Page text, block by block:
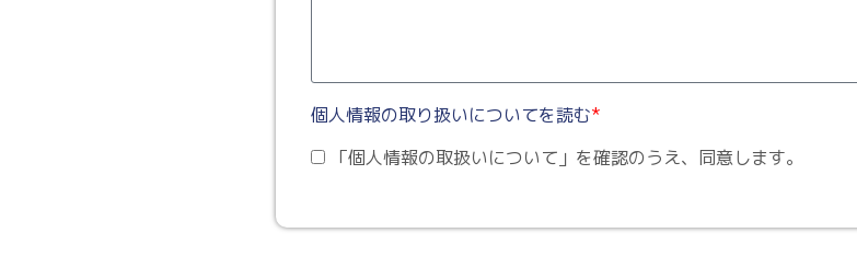
個人情報の取り扱いについてを読む*
「個人情報の取扱いについて」を確認のうえ、同意します。